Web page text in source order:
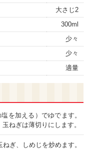
大さじ2
300ml
少々
少々
適量
を加える）でゆでます。
ねぎは薄切りにします。
ぎ、しめじを炒めます。